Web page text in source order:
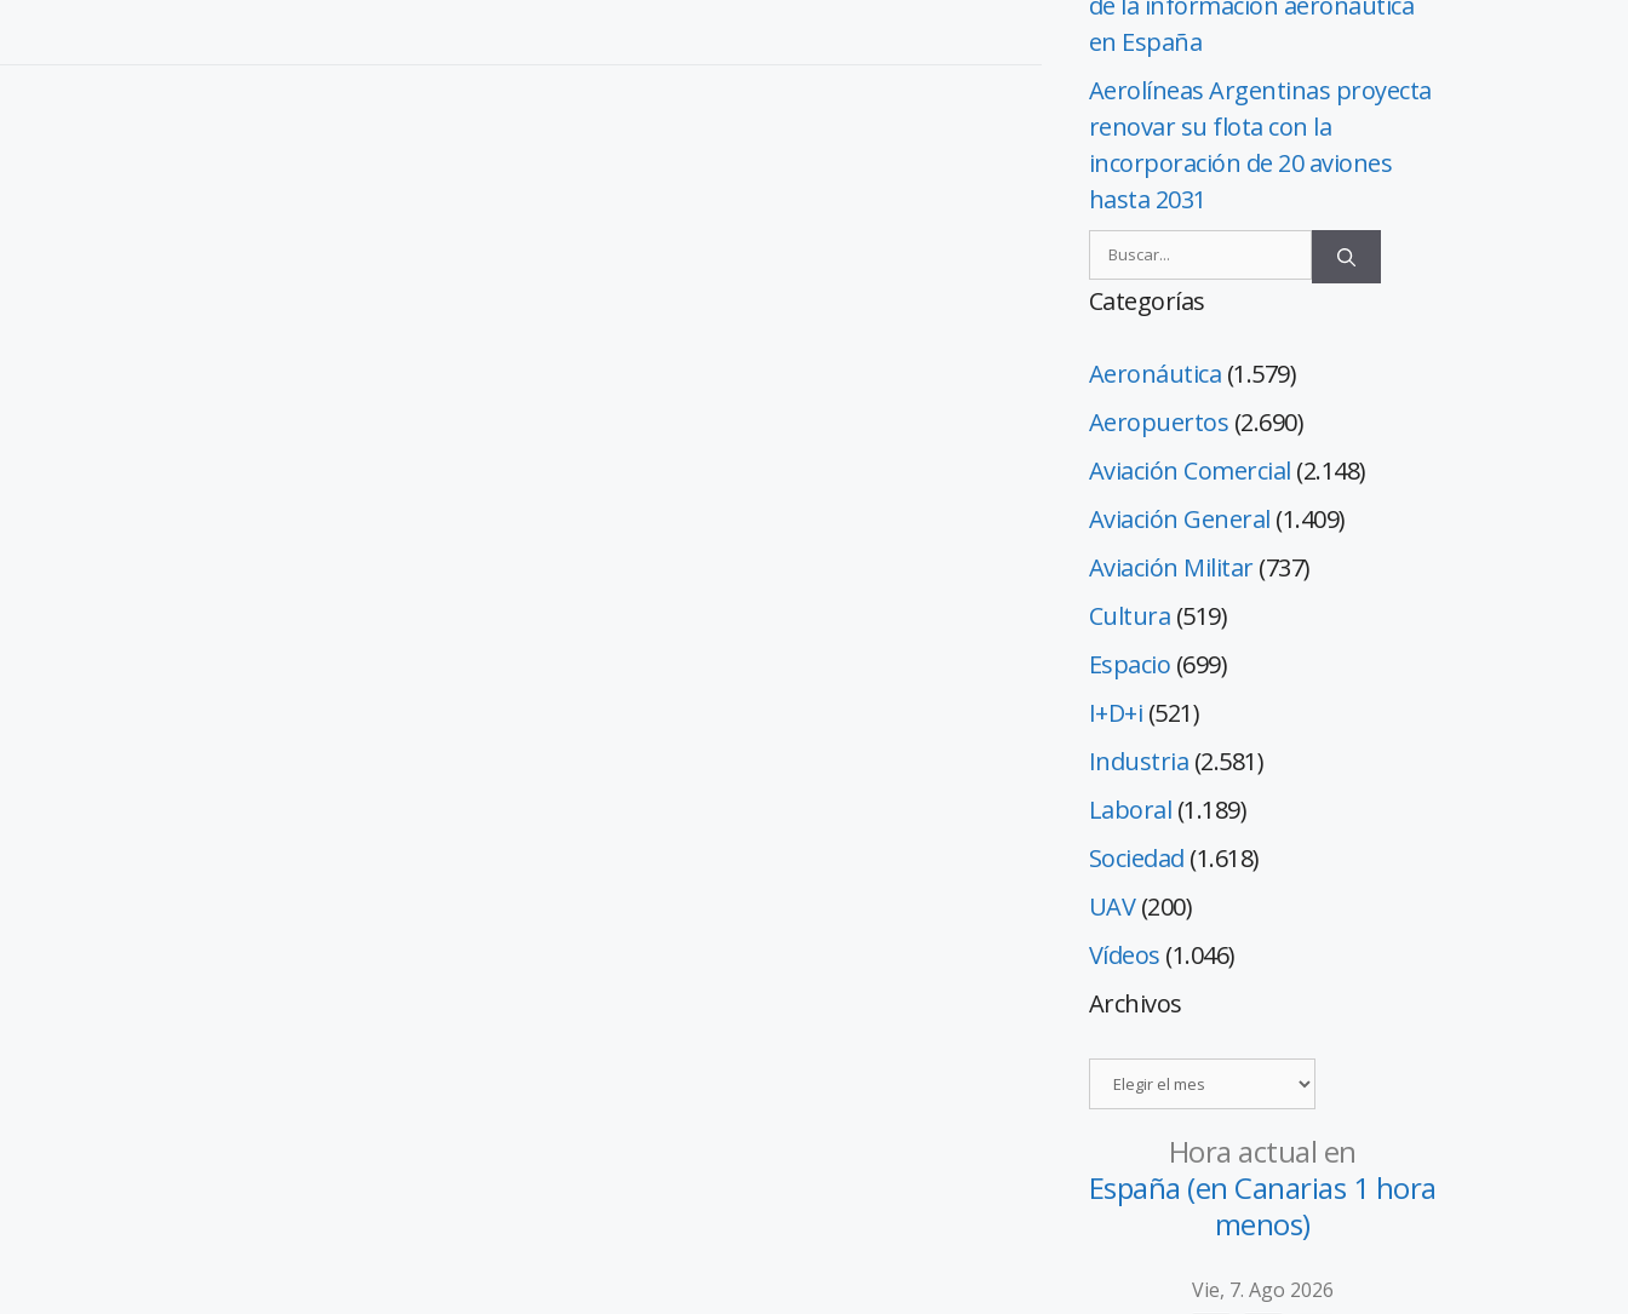
en España
Aerolíneas Argentinas proyecta
renovar su flota con la
incorporación de 20 aviones
hasta 2031
Categorías
Aeronáutica (1.579)
Aeropuertos (2.690)
Aviación Comercial (2.148)
Aviación General (1.409)
Aviación Militar(737)
Cultura (519)
Espacio (699)
I+D+i (521)
Industria (2.581)
Laboral (1.189)
Sociedad (1.618)
UAV(200)
Vídeos (1.046)
Archivos
Hora actual en
España (en Canarias 1 hora
menos)